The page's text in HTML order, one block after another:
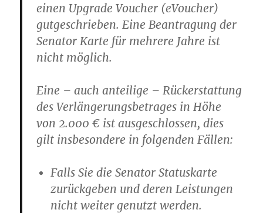
einen Upgrade Voucher (eVoucher)
gutgeschrieben. Eine Beantragung der
Senator Karte für mehrere Jahre ist
nicht möglich.
Eine – auch anteilige – Rückerstattung
des Verlängerungsbetrages in Höhe
von 2.000 € ist ausgeschlossen, dies
gilt insbesondere in folgenden Fällen:
Falls Sie die Senator Statuskarte
zurückgeben und deren Leistungen
nicht weiter genutzt werden.